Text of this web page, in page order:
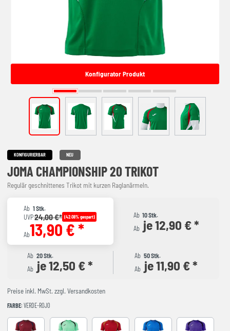
Konfigurator Produkt
KONFIGURIERBAR NEU
JOMA CHAMPIONSHIP 20 TRIKOT
Regulär geschnittenes Trikot mit kurzen Raglanärmeln.
Ab 1 Stk.
UVP24,00 €* (42.08% gespart)
Ab13,90 € *
Ab 10 Stk.
Ab je 12,90 € *
Ab 20 Stk.
Ab je 12,50 € *
Ab 50 Stk.
Ab je 11,90 € *
Preise inkl. MwSt. zzgl. Versandkosten
FARBE: VERDE-ROJO